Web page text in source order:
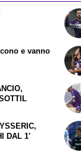
e vanno
DAL 1'